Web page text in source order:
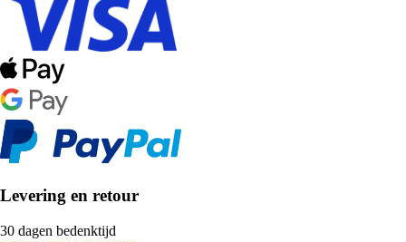
Levering en retour
30 dagen bedenktijd